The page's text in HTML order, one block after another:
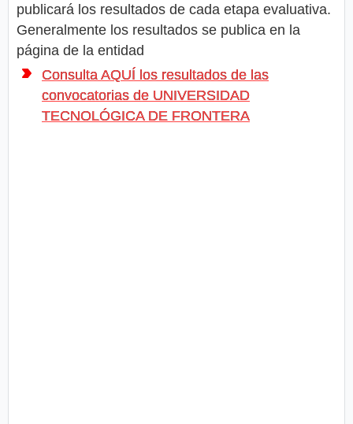
publicará los resultados de cada etapa evaluativa.
Generalmente los resultados se publica en la
página de la entidad
Consulta AQUÍ los resultados de las
convocatorias de UNIVERSIDAD
TECNOLÓGICA DE FRONTERA